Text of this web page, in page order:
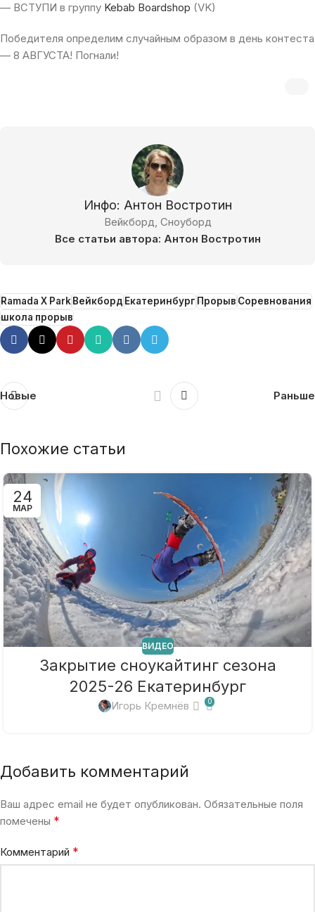
— ВСТУПИ в группу Kebab Boardshop (VK)
Победителя определим случайным образом в день контеста
— 8 АВГУСТА! Погнали!
Инфо: Антон Востротин
Вейкборд, Сноуборд
Все статьи автора: Антон Востротин
Ramada X ParkВейкбордЕкатеринбургПрорывСоревнования
школа прорыв
Новые Раньше
Похожие статьи
24
МАР
ВИДЕО
Закрытие сноукайтинг сезона
2025-26 Екатеринбург
Игорь Кремнёв 0
Добавить комментарий
Ваш адрес email не будет опубликован. Обязательные поля
помечены *
Комментарий *